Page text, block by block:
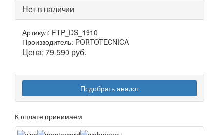
Нет в наличии
Артикул: FTP_DS_1910
Производитель: PORTOTECNICA
Цена: 79 590 руб.
Подобрать аналог
К оплате принимаем